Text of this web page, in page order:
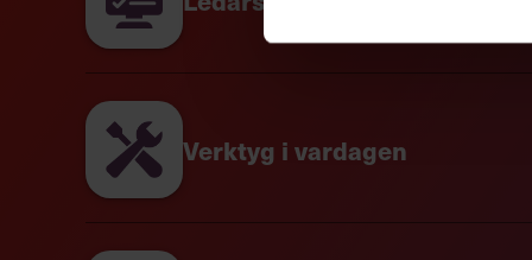
(förkortat SCN). SCN kontrollerar sådant som
vårt inre dygn (runt 24 timmar och 11 minuter)
som soluppgång och -nedgång, för att
människor är inte helt identiska här, men de
inre timern styr inte bara när vi vill sova – utan
prestation.
Verktyg i vardagen